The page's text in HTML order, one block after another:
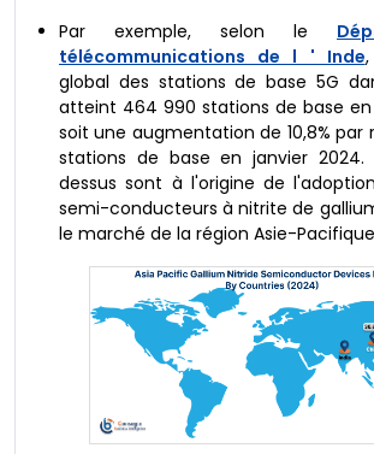
Par exemple, selon le
télécommunications de l ' Inde
global des stations de base 5G
atteint 464 990 stations de base
soit une augmentation de 10,8% par
stations de base en janvier
dessus sont à l'origine de
semi-conducteurs à nitrite de
le marché de la région Asie-